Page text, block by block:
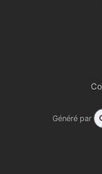
Généré par